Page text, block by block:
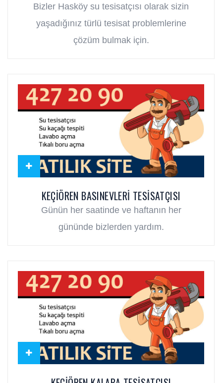
Bizler Hasköy su tesisatçısı olarak sizin
yaşadığınız türlü tesisat problemlerine
çözüm bulmak için.
KEÇIÖREN BASINEVLERI TESISATÇISI
Günün her saatinde ve haftanın her
gününde bizlerden yardım.